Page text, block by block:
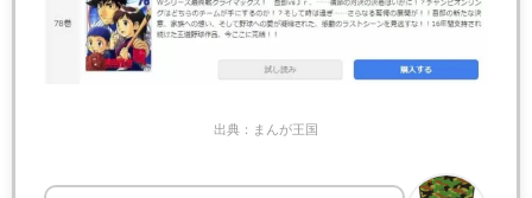
出典：まんが王国